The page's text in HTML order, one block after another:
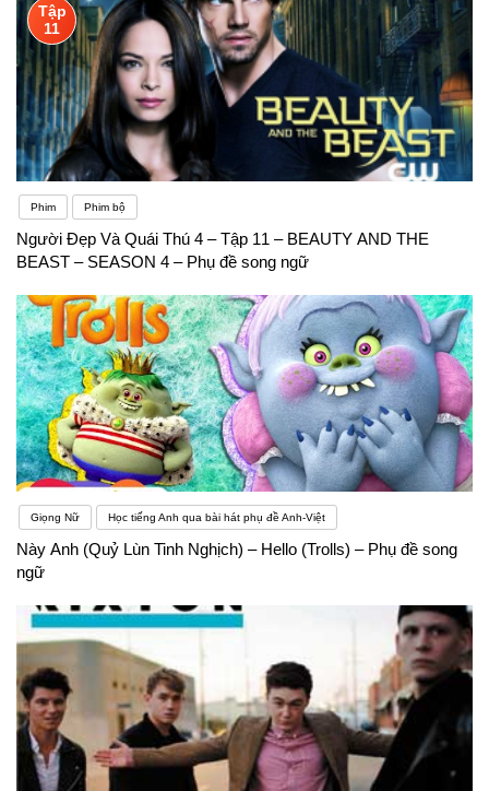
Tập
11
Phim Phim bộ
Người Đẹp Và Quái Thú 4 – Tập 11 – BEAUTY AND THE
BEAST – SEASON 4 – Phụ đề song ngữ
Giọng Nữ Học tiếng Anh qua bài hát phụ đề Anh-Việt
Này Anh (Quỷ Lùn Tinh Nghịch) – Hello (Trolls) – Phụ đề song
ngữ